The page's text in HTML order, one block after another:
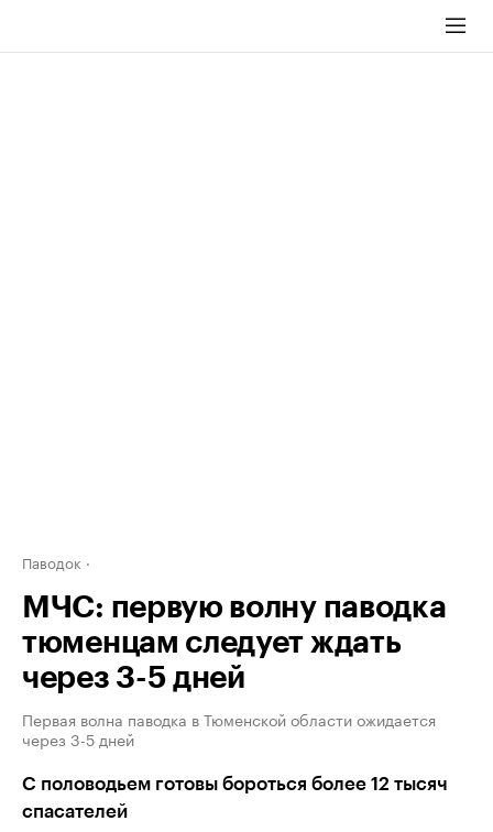
Паводок
МЧС: первую волну паводка
тюменцам следует ждать
через 3-5 дней
Первая волна паводка в Тюменской области ожидается
через 3-5 дней
С половодьем готовы бороться более 12 тысяч
спасателей